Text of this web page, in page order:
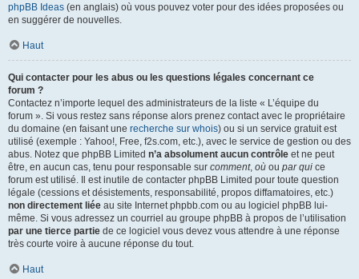
phpBB Ideas (en anglais) où vous pouvez voter pour des idées proposées ou
en suggérer de nouvelles.
Haut
Qui contacter pour les abus ou les questions légales concernant ce
forum ?
Contactez n’importe lequel des administrateurs de la liste « L’équipe du
forum ». Si vous restez sans réponse alors prenez contact avec le propriétaire
du domaine (en faisant une recherche sur whois) ou si un service gratuit est
utilisé (exemple : Yahoo!, Free, f2s.com, etc.), avec le service de gestion ou des
abus. Notez que phpBB Limited n’a absolument aucun contrôle et ne peut
être, en aucun cas, tenu pour responsable sur comment, où ou par qui ce
forum est utilisé. Il est inutile de contacter phpBB Limited pour toute question
légale (cessions et désistements, responsabilité, propos diffamatoires, etc.)
non directement liée au site Internet phpbb.com ou au logiciel phpBB lui-
même. Si vous adressez un courriel au groupe phpBB à propos de l’utilisation
par une tierce partie de ce logiciel vous devez vous attendre à une réponse
très courte voire à aucune réponse du tout.
Haut